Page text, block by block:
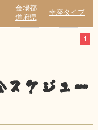
会場都
道府県
幸座タイプ
1
スケジュー